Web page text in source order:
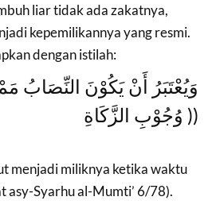
liar tidak ada zakatnya,
kepemilikannya yang resmi.
dengan istilah:
وُجُوْبِ الزَّكَاةِ ))
menjadi miliknya ketika waktu
asy-Syarhu al-Mumti’ 6/78).